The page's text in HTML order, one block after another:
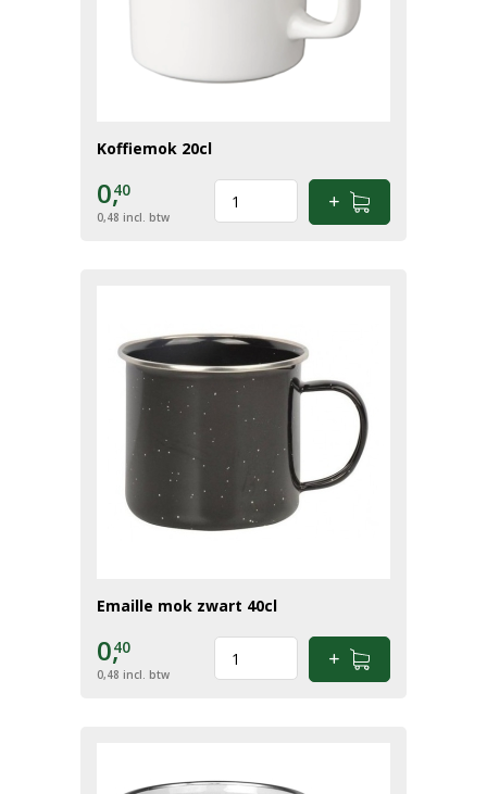
Koffiemok 20cl
0,40
0,48 incl. btw
Emaille mok zwart 40cl
0,40
0,48 incl. btw